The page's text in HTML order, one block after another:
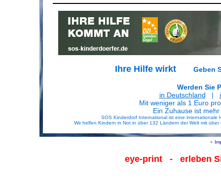
Ihre Hilfe wirkt Geben
Werden Sie
in Deutschland |
Mit weniger als 1 Euro
Ein Zuhause ist
SOS Kinderdorf International ist eine internationale
Wir helfen Kindern in Not in über 132 Ländern der Welt mit
-
eye-print- erleben